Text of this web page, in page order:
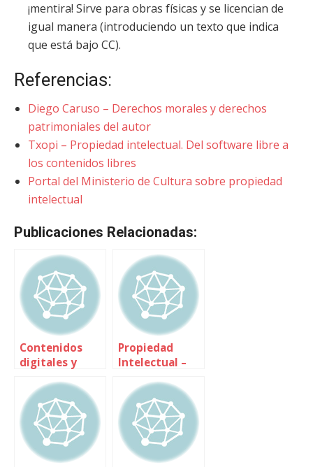
¡mentira! Sirve para obras físicas y se licencian de
igual manera (introduciendo un texto que indica
que está bajo CC).
Referencias:
Diego Caruso – Derechos morales y derechos
patrimoniales del autor
Txopi – Propiedad intelectual. Del software libre a
los contenidos libres
Portal del Ministerio de Cultura sobre propiedad
intelectual
Publicaciones Relacionadas:
Contenidos
digitales y
Intelectual en
la educación
Propiedad
Intelectual –
Aprendices